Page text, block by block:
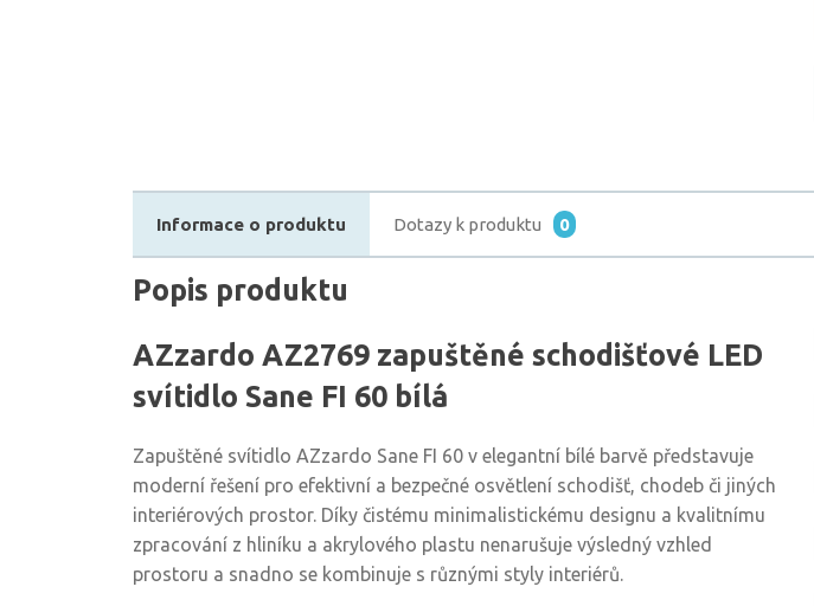
Informace o produktu Dotazy k produktu 0
Popis produktu
AZzardo AZ2769 zapuštěné schodišťové LED
svítidlo Sane FI 60 bílá
Zapuštěné svítidlo AZzardo Sane FI 60 v elegantní bílé barvě představuje
moderní řešení pro efektivní a bezpečné osvětlení schodišť, chodeb či jiných
interiérových prostor. Díky čistému minimalistickému designu a kvalitnímu
zpracování z hliníku a akrylového plastu nenarušuje výsledný vzhled
prostoru a snadno se kombinuje s různými styly interiérů.